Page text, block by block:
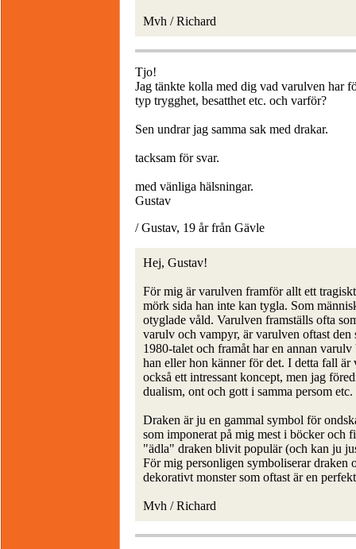
Mvh / Richard
Tjo!
Jag tänkte kolla med dig vad varulven har
typ trygghet, besatthet etc. och varför?
Sen undrar jag samma sak med drakar.
tacksam för svar.
med vänliga hälsningar.
Gustav
/ Gustav, 19 år från Gävle
Hej, Gustav!
För mig är varulven framför allt ett
mörk sida han inte kan tygla. Som
otyglade våld. Varulven framställs ofta
varulv och vampyr, är varulven oftast den
1980-talet och framåt har en annan
han eller hon känner för det. I detta fall
också ett intressant koncept, men jag
dualism, ont och gott i samma persom etc.
Draken är ju en gammal symbol för
som imponerat på mig mest i böcker och
"ädla" draken blivit populär (och kan ju
För mig personligen symboliserar draken
dekorativt monster som oftast är en
Mvh / Richard